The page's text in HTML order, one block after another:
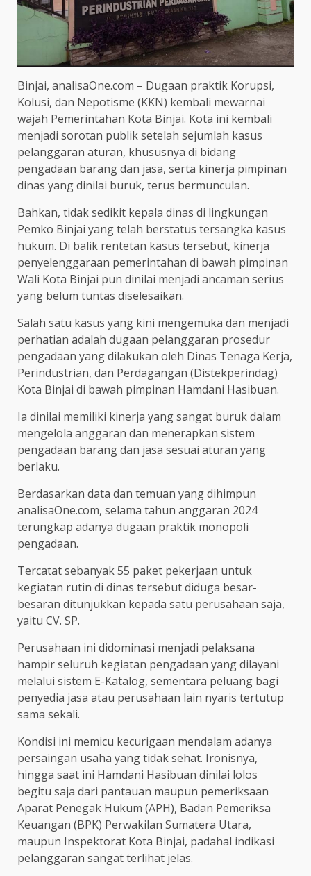
Binjai, analisaOne.com – Dugaan praktik Korupsi,
Kolusi, dan Nepotisme (KKN) kembali mewarnai
wajah Pemerintahan Kota Binjai. Kota ini kembali
menjadi sorotan publik setelah sejumlah kasus
pelanggaran aturan, khususnya di bidang
pengadaan barang dan jasa, serta kinerja pimpinan
dinas yang dinilai buruk, terus bermunculan.
Bahkan, tidak sedikit kepala dinas di lingkungan
Pemko Binjai yang telah berstatus tersangka kasus
hukum. Di balik rentetan kasus tersebut, kinerja
penyelenggaraan pemerintahan di bawah pimpinan
Wali Kota Binjai pun dinilai menjadi ancaman serius
yang belum tuntas diselesaikan.
Salah satu kasus yang kini mengemuka dan menjadi
perhatian adalah dugaan pelanggaran prosedur
pengadaan yang dilakukan oleh Dinas Tenaga Kerja,
Perindustrian, dan Perdagangan (Distekperindag)
Kota Binjai di bawah pimpinan Hamdani Hasibuan.
Ia dinilai memiliki kinerja yang sangat buruk dalam
mengelola anggaran dan menerapkan sistem
pengadaan barang dan jasa sesuai aturan yang
berlaku.
Berdasarkan data dan temuan yang dihimpun
analisaOne.com, selama tahun anggaran 2024
terungkap adanya dugaan praktik monopoli
pengadaan.
Tercatat sebanyak 55 paket pekerjaan untuk
kegiatan rutin di dinas tersebut diduga besar-
besaran ditunjukkan kepada satu perusahaan saja,
yaitu CV. SP.
Perusahaan ini didominasi menjadi pelaksana
hampir seluruh kegiatan pengadaan yang dilayani
melalui sistem E-Katalog, sementara peluang bagi
penyedia jasa atau perusahaan lain nyaris tertutup
sama sekali.
Kondisi ini memicu kecurigaan mendalam adanya
persaingan usaha yang tidak sehat. Ironisnya,
hingga saat ini Hamdani Hasibuan dinilai lolos
begitu saja dari pantauan maupun pemeriksaan
Aparat Penegak Hukum (APH), Badan Pemeriksa
Keuangan (BPK) Perwakilan Sumatera Utara,
maupun Inspektorat Kota Binjai, padahal indikasi
pelanggaran sangat terlihat jelas.